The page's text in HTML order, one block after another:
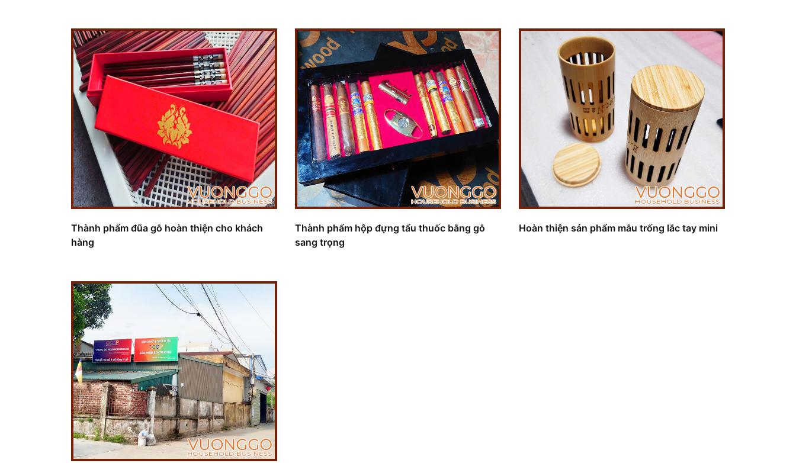
Thành phẩm đũa gỗ hoàn thiện cho khách
hàng
Thành phẩm hộp đựng tẩu thuốc bằng gỗ
sang trọng
Hoàn thiện sản phẩm mẫu trống lắc tay mini